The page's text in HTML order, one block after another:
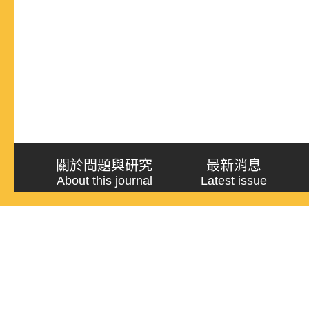
關於問題與研究
About this journal
最新消息
Latest issue